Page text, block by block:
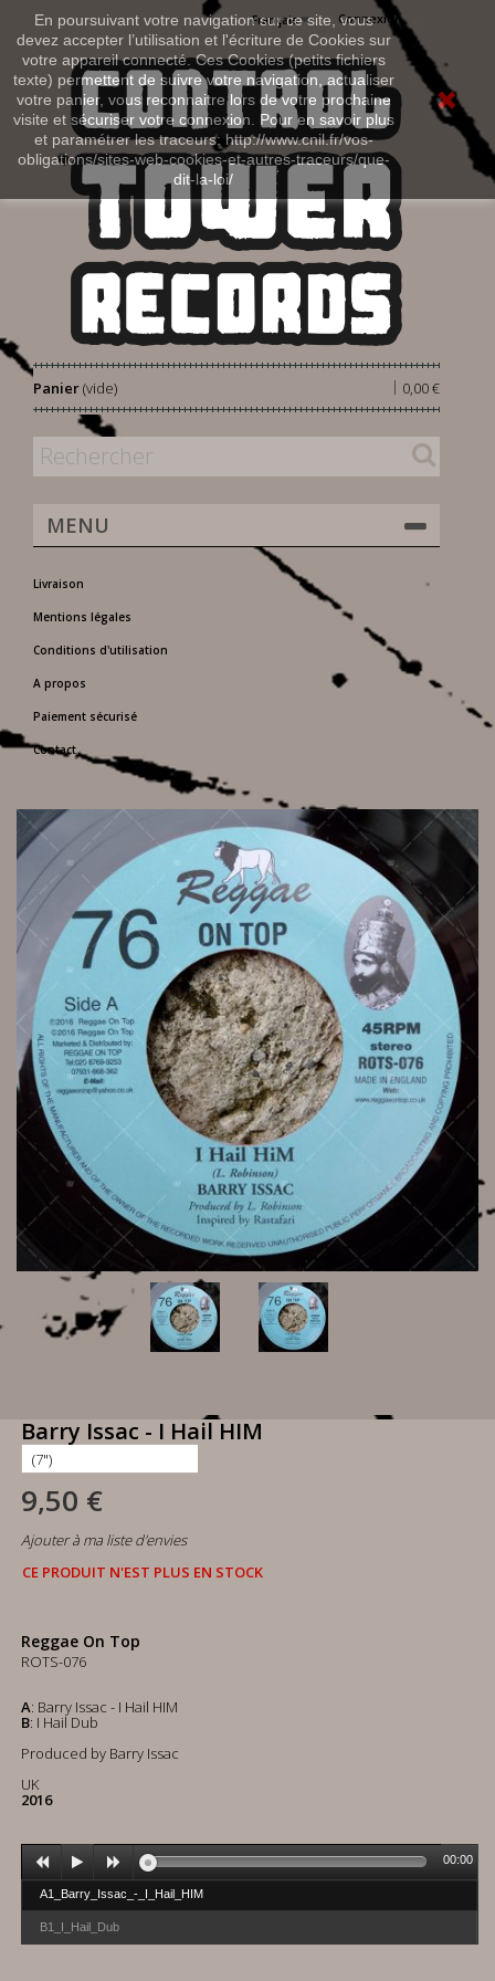
En poursuivant votre navigation sur ce site, vous
devez accepter l’utilisation et l'écriture de Cookies sur
votre appareil connecté. Ces Cookies (petits fichiers
texte) permettent de suivre votre navigation, actualiser
votre panier, vous reconnaitre lors de votre prochaine
visite et sécuriser votre connexion. Pour en savoir plus
et paramétrer les traceurs: http://www.cnil.fr/vos-
obligations/sites-web-cookies-et-autres-traceurs/que-
dit-la-loi/
Connexion
Français
Panier 0,00 €
|
(vide)
MENU
Livraison
Mentions légales
Conditions d'utilisation
A propos
Paiement sécurisé
Contact
Barry Issac - I Hail HIM
9,50 €
Ajouter à ma liste d'envies
CE PRODUIT N'EST PLUS EN STOCK
Reggae On Top
ROTS-076
A: Barry Issac - I Hail HIM
B: I Hail Dub
Produced by Barry Issac
UK
2016
A1_Barry_Issac_-_I_Hail_HIM
B1_I_Hail_Dub
00:00